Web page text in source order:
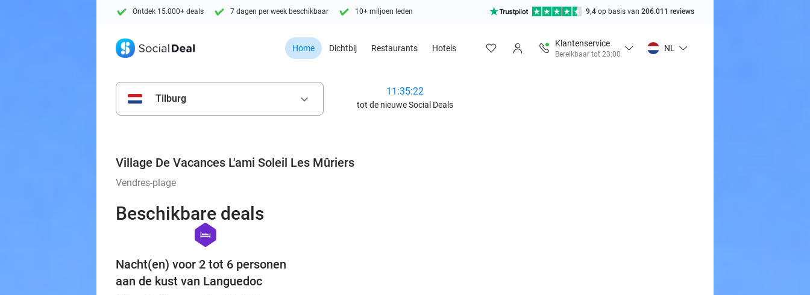
Ontdek 15.000+ deals 7 dagen per week beschikbaar 10+ miljoen leden 9,4 op basis van 206.011 reviews
Home Dichtbij Restaurants Hotels
Klantenservice
Bereikbaar tot 23:00
NL
Tilburg keyboard_arrow_down
11:35:20
tot de nieuwe Social Deals
Village De Vacances L'ami Soleil Les Mûriers
Vendres-plage
Beschikbare deals
hexagon
hotel
Nacht(en) voor 2 tot 6 personen
aan de kust van Languedoc